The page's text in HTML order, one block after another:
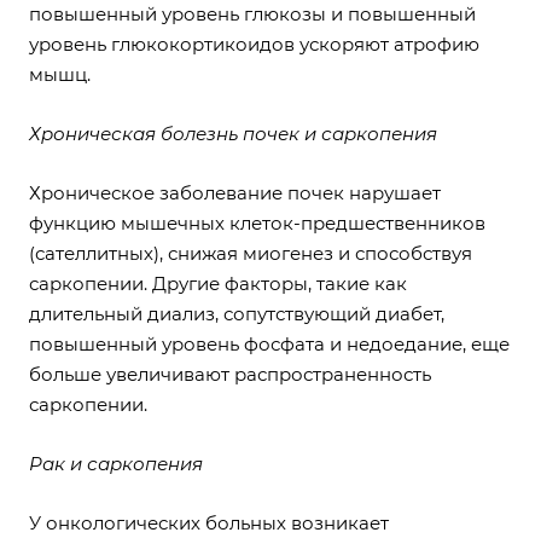
повышенный уровень глюкозы и повышенный
уровень глюкокортикоидов ускоряют атрофию
мышц.
Хроническая болезнь почек и саркопения
Хроническое заболевание почек нарушает
функцию мышечных клеток-предшественников
(сателлитных), снижая миогенез и способствуя
саркопении. Другие факторы, такие как
длительный диализ, сопутствующий диабет,
повышенный уровень фосфата и недоедание, еще
больше увеличивают распространенность
саркопении.
Рак и саркопения
У онкологических больных возникает